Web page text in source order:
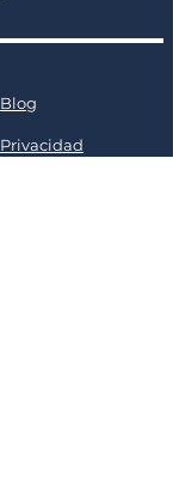
Blog
Privacidad